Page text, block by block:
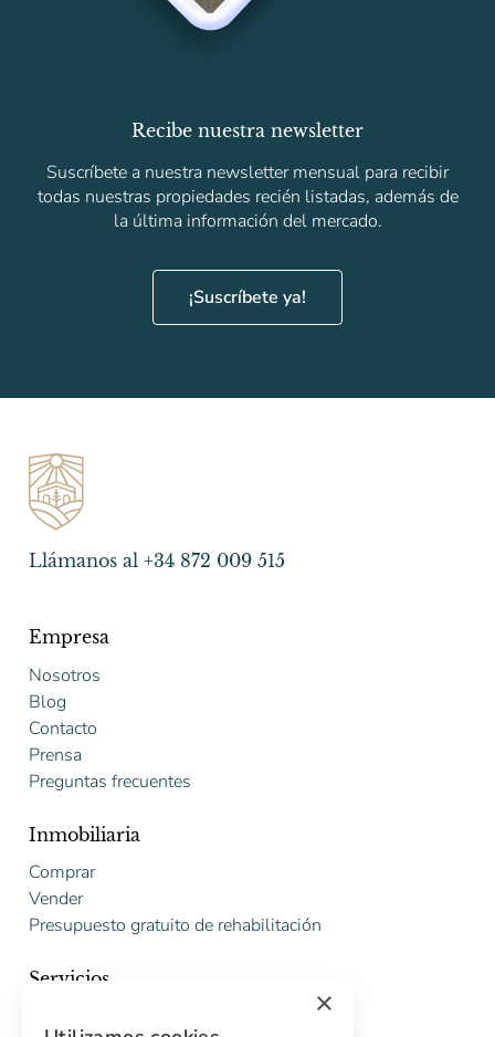
Recibe nuestra newsletter
Suscríbete a nuestra newsletter mensual para recibir
todas nuestras propiedades recién listadas, además de
la última información del mercado.
¡Suscríbete ya!
Llámanos al +34 872 009 515
Empresa
Nosotros
Blog
Contacto
Prensa
Preguntas frecuentes
Inmobiliaria
Comprar
Vender
Presupuesto gratuito de rehabilitación
Servicios
×